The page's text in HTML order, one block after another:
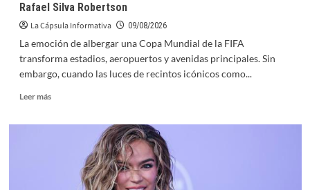
Armando
Rafael Silva Robertson
La Cápsula Informativa 09/08/2026
La emoción de albergar una Copa Mundial de la FIFA
transforma estadios, aeropuertos y avenidas principales. Sin
embargo, cuando las luces de recintos icónicos como...
Leer másLeer